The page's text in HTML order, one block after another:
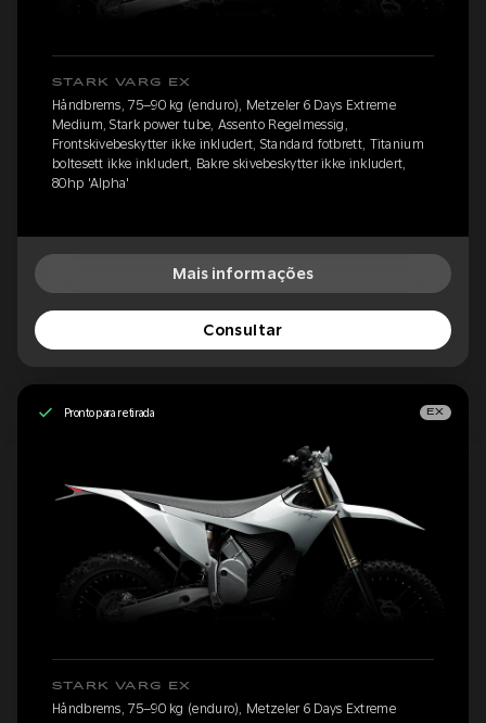
STARK VARG EX
Håndbrems, 75–90 kg (enduro), Metzeler 6 Days Extreme
Medium, Stark power tube, Assento Regelmessig,
Frontskivebeskytter ikke inkludert, Standard fotbrett, Titanium
boltesett ikke inkludert, Bakre skivebeskytter ikke inkludert,
80hp 'Alpha'
Mais informações
Consultar
Pronto para retirada EX
STARK VARG EX
Håndbrems, 75–90 kg (enduro), Metzeler 6 Days Extreme